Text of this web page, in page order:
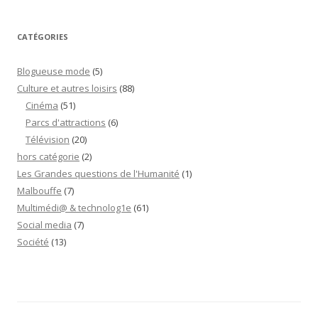
CATÉGORIES
Blogueuse mode (5)
Culture et autres loisirs (88)
Cinéma (51)
Parcs d'attractions (6)
Télévision (20)
hors catégorie (2)
Les Grandes questions de l'Humanité (1)
Malbouffe (7)
Multimédi@ & technolog1e (61)
Social media (7)
Société (13)